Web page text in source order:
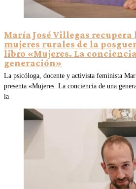
María José Villegas
mujeres rurales de la
libro «Mujeres. La
generación»
La psicóloga, docente y activista feminista
presenta «Mujeres. La conciencia de una
la